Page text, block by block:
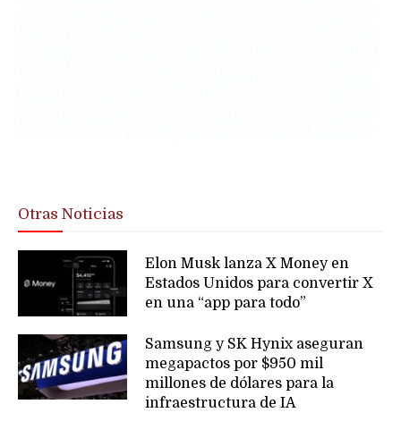
Otras Noticias
Elon Musk lanza X Money en
Estados Unidos para convertir X
en una “app para todo”
Samsung y SK Hynix aseguran
megapactos por $950 mil
millones de dólares para la
infraestructura de IA